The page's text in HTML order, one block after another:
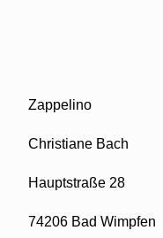
Zappelino
Christiane Bach
Hauptstraße 28
74206 Bad Wimpfen